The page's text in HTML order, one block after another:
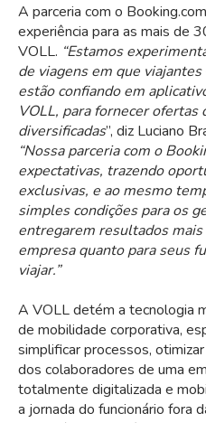
A parceria com o
experiência para as mais de
VOLL. “Estamos
de viagens em que
estão confiando em
VOLL, para fornecer
diversificadas”, diz Luciano
“Nossa parceria com o
expectativas, trazendo
exclusivas, e ao mesmo
simples condições para os
entregarem resultados
empresa quanto para seus
viajar.”
A VOLL detém a tecnologia
de mobilidade corporativa,
simplificar processos,
dos colaboradores de uma
totalmente digitalizada e
a jornada do funcionário fora